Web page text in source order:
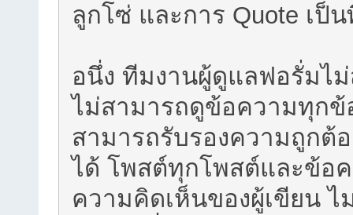
ลูกโซ่ และการ Quote เป็
อนึ่ง ทีมงานผู้ดูแลฟอรั่มไ
ไม่สามารถดูข้อความทุกข้
สามารถรับรองความถูกต้
ได้ โพสต์ทุกโพสต์และข้อ
ความคิดเห็นของผู้เขียน ไ